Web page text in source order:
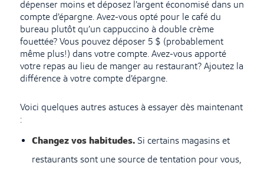
dépenser moins et déposez l’argent économisé dans un
compte d’épargne. Avez-vous opté pour le café du
bureau plutôt qu’un cappuccino à double crème
fouettée? Vous pouvez déposer 5 $ (probablement
même plus!) dans votre compte. Avez-vous apporté
votre repas au lieu de manger au restaurant? Ajoutez la
différence à votre compte d’épargne.
Voici quelques autres astuces à essayer dès maintenant
:
Changez vos habitudes.Si certains magasins et
restaurants sont une source de tentation pour vous,